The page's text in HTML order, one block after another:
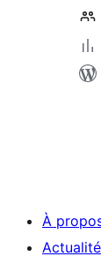
À